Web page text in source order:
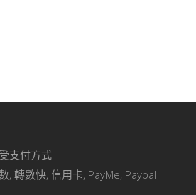
支付方式
, 轉數快, 信用卡, PayMe, Paypal